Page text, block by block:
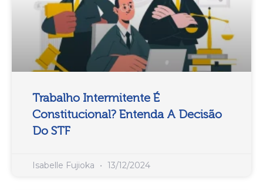
Trabalho Intermitente É
Constitucional? Entenda A Decisão
Do STF
Isabelle Fujioka 13/12/2024